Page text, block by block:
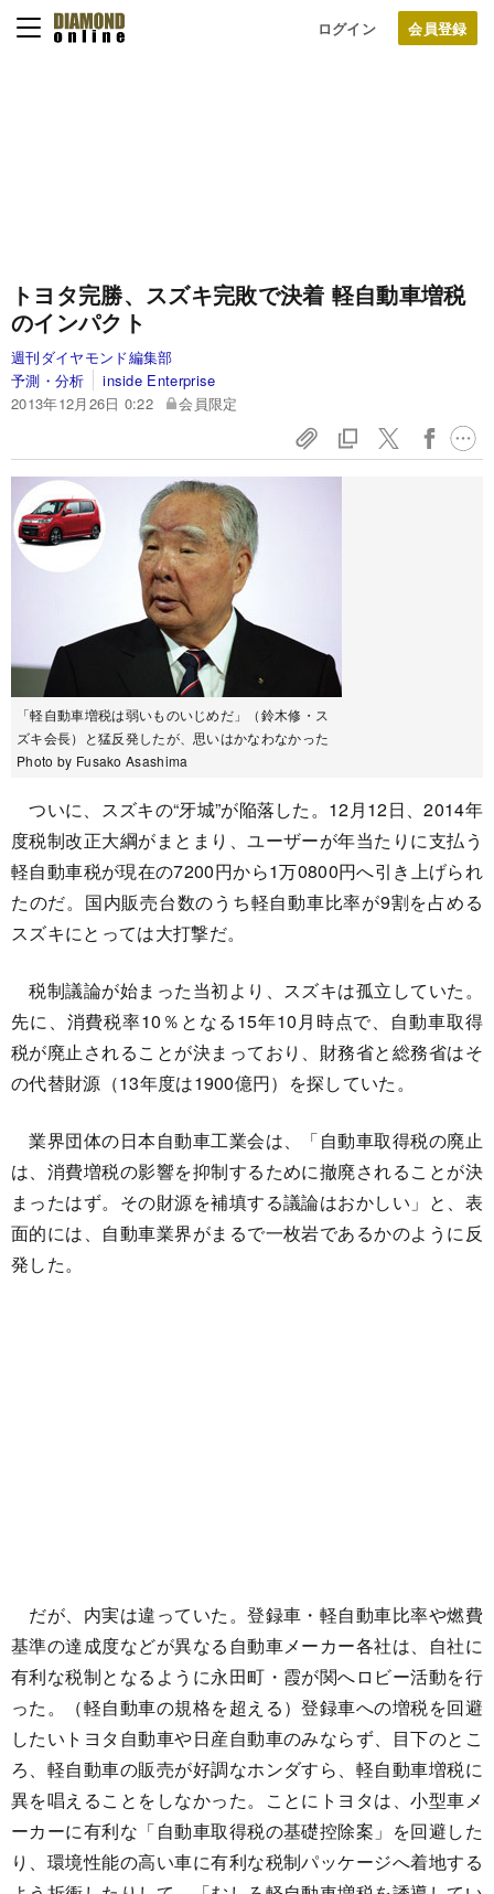
ログイン
トヨタ完勝、スズキ完敗で決着 軽自動車増税
のインパクト
週刊ダイヤモンド編集部
予測・分析
inside Enterprise
2013年12月26日 0:22
会員限定
「軽自動車増税は弱いものいじめだ」（鈴木修・ス
ズキ会長）と猛反発したが、思いはかなわなかった
Photo by Fusako Asashima
ついに、スズキの“牙城”が陥落した。12月12日、2014年
度税制改正大綱がまとまり、ユーザーが年当たりに支払う
軽自動車税が現在の7200円から1万0800円へ引き上げられ
たのだ。国内販売台数のうち軽自動車比率が9割を占める
スズキにとっては大打撃だ。
税制議論が始まった当初より、スズキは孤立していた。
先に、消費税率10％となる15年10月時点で、自動車取得
税が廃止されることが決まっており、財務省と総務省はそ
の代替財源（13年度は1900億円）を探していた。
業界団体の日本自動車工業会は、「自動車取得税の廃止
は、消費増税の影響を抑制するために撤廃されることが決
まったはず。その財源を補填する議論はおかしい」と、表
面的には、自動車業界がまるで一枚岩であるかのように反
発した。
だが、内実は違っていた。登録車・軽自動車比率や燃費
基準の達成度などが異なる自動車メーカー各社は、自社に
有利な税制となるように永田町・霞が関へロビー活動を行
った。（軽自動車の規格を超える）登録車への増税を回避
したいトヨタ自動車や日産自動車のみならず、目下のとこ
ろ、軽自動車の販売が好調なホンダすら、軽自動車増税に
異を唱えることをしなかった。ことにトヨタは、小型車メ
ーカーに有利な「自動車取得税の基礎控除案」を回避した
り、環境性能の高い車に有利な税制パッケージへ着地する